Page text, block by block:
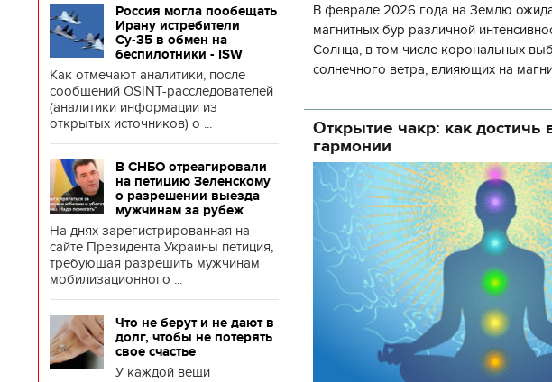
Россия могла пообещать
Ирану истребители
Су-35 в обмен на
беспилотники - ISW
Как отмечают аналитики, после
сообщений OSINT-расследователей
(аналитики информации из
открытых источников) о ...
В СНБО отреагировали
на петицию Зеленскому
о разрешении выезда
мужчинам за рубеж
На днях зарегистрированная на
сайте Президента Украины петиция,
требующая разрешить мужчинам
мобилизационного ...
Что не берут и не дают в
долг, чтобы не потерять
свое счастье
У каждой вещи
В феврале 2026 года на Землю
магнитных бур различной
Солнца, в том числе корональных
солнечного ветра, влияющих на
об
Открытие чакр: как достичь
гармонии